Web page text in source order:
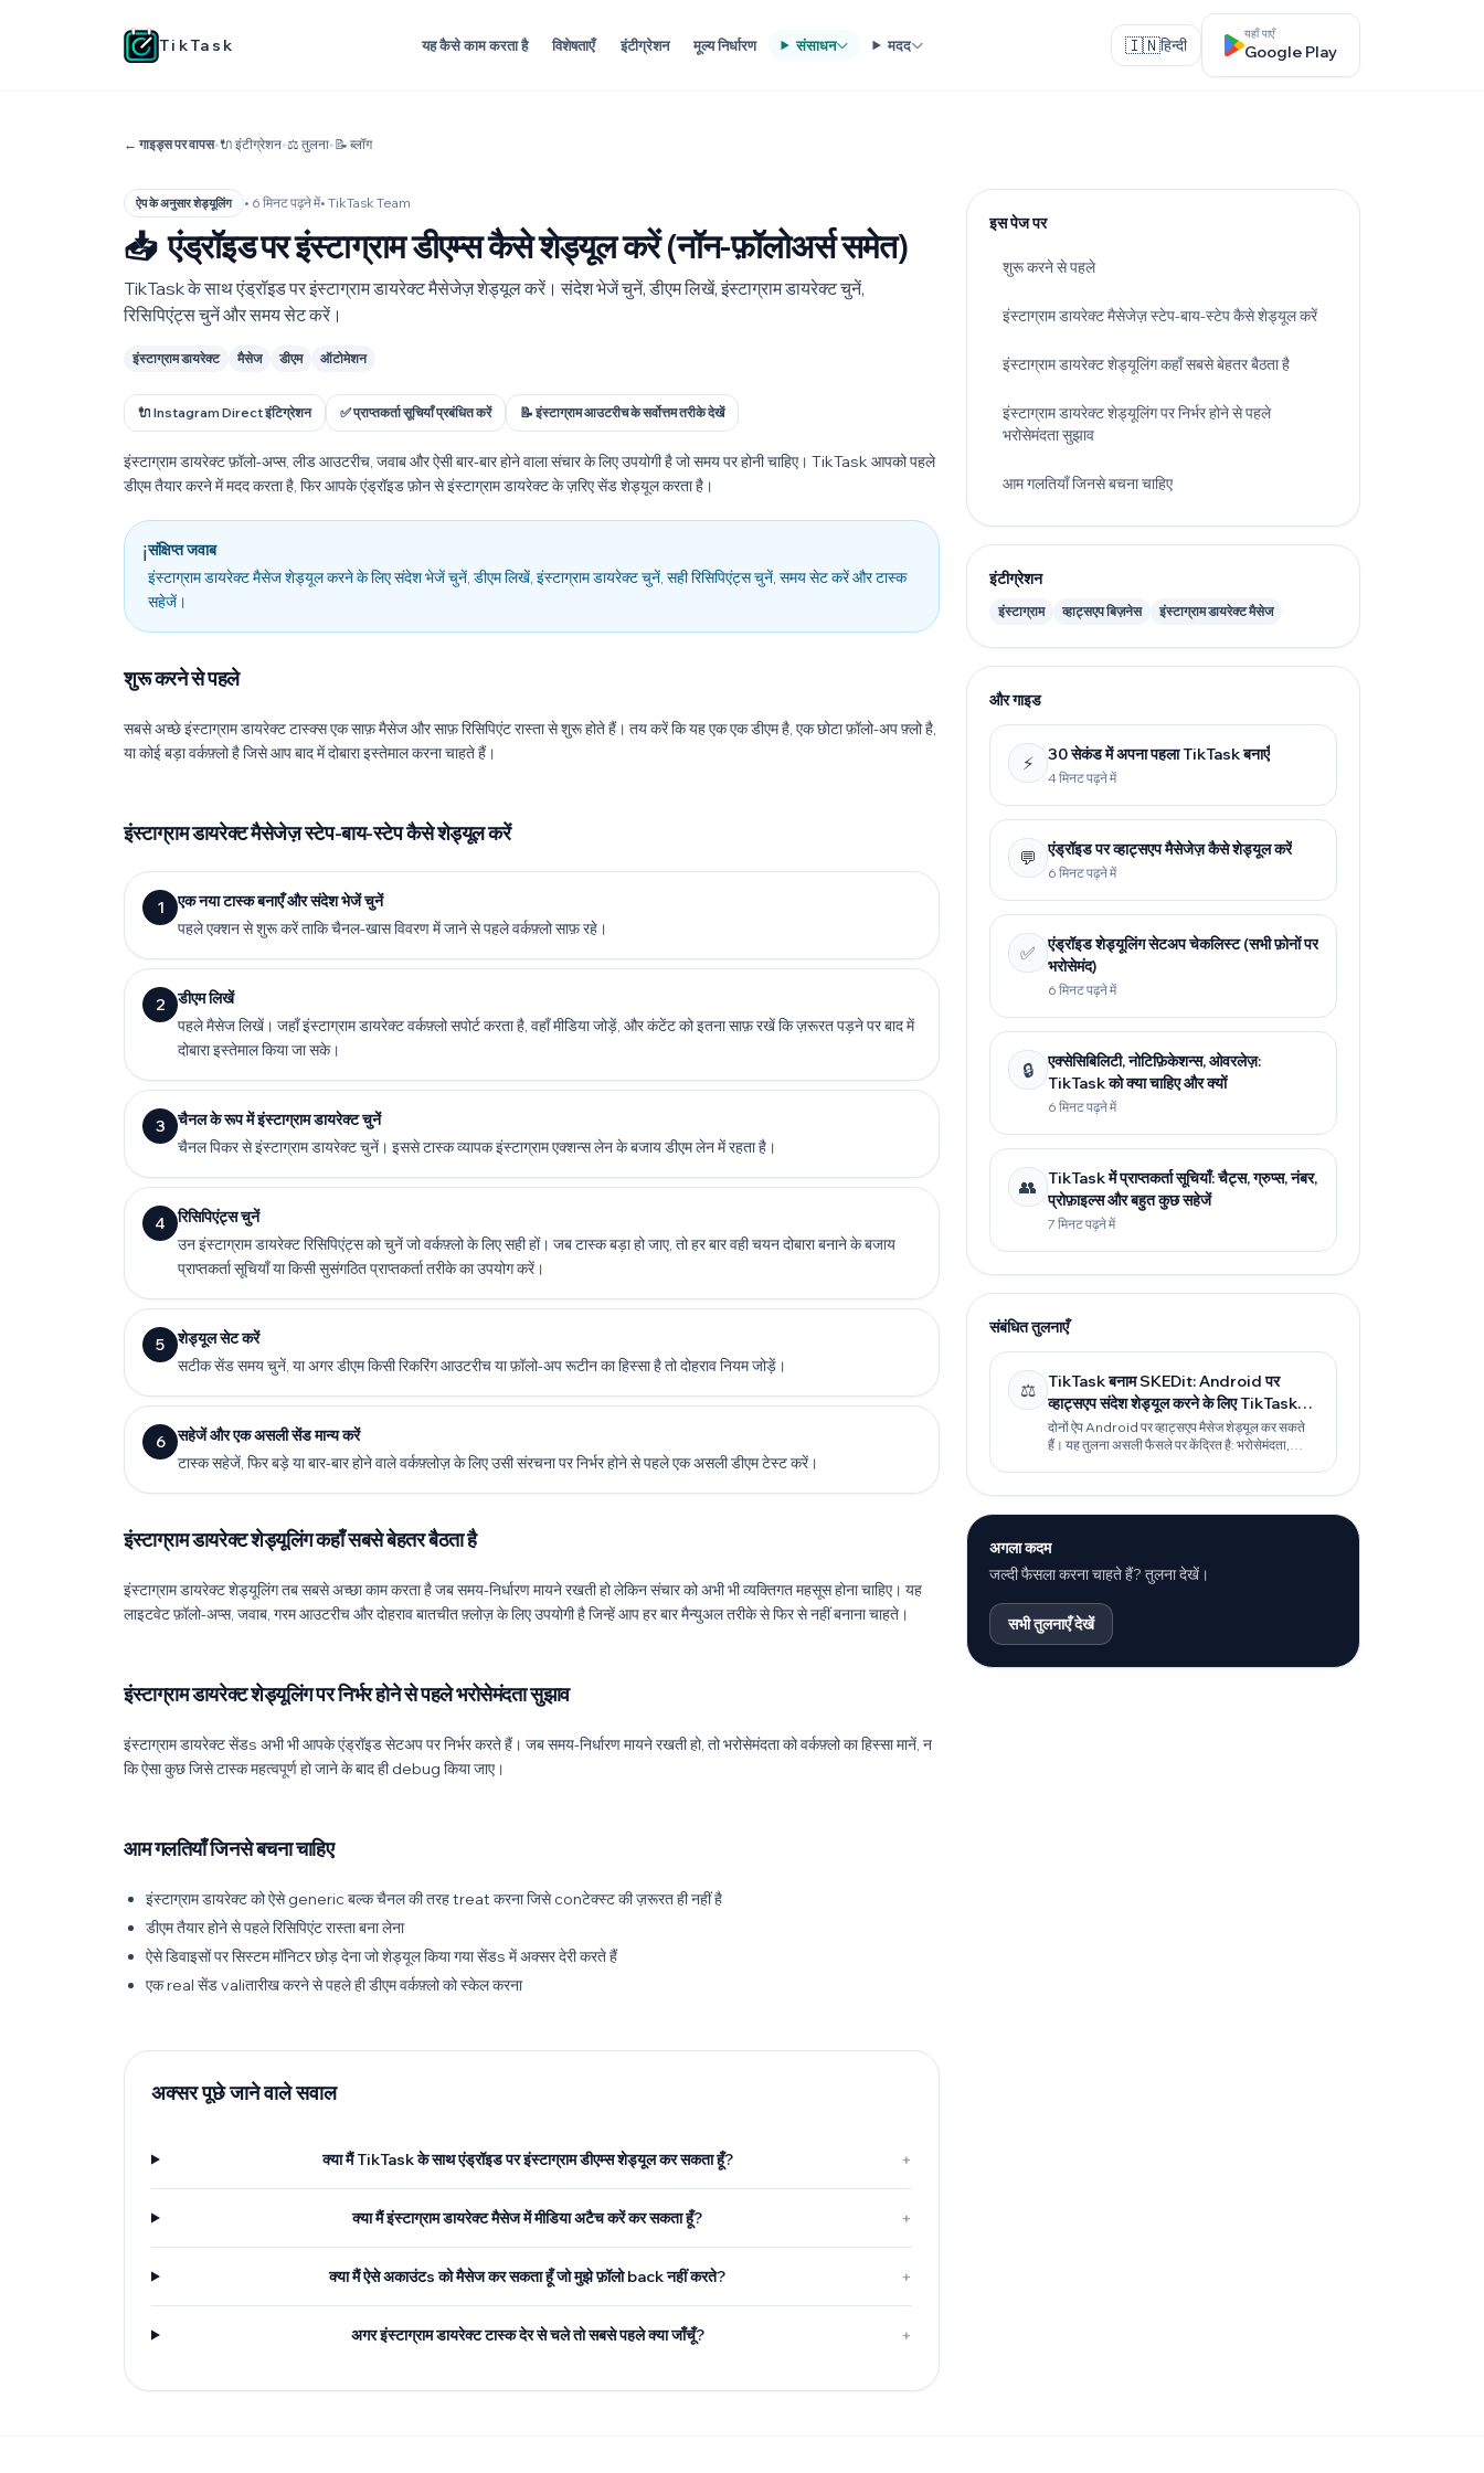
TikTask यह कैसे काम करता है विशेषताएँ इंटीग्रेशन मूल्य निर्धारण संसाधन मदद 🇮🇳हिन्दी
यहाँ पाएँ
Google Play
← गाइड्स पर वापस•🔌 इंटीग्रेशन•⚖️ तुलना•📝 ब्लॉग
ऐप के अनुसार शेड्यूलिंग • 6 मिनट पढ़ने में• TikTask Team
📥 एंड्रॉइड पर इंस्टाग्राम डीएम्स कैसे शेड्यूल करें (नॉन-फ़ॉलोअर्स समेत)
TikTask के साथ एंड्रॉइड पर इंस्टाग्राम डायरेक्ट मैसेजेज़ शेड्यूल करें। संदेश भेजें चुनें, डीएम लिखें, इंस्टाग्राम डायरेक्ट चुनें,
रिसिपिएंट्स चुनें और समय सेट करें।
इंस्टाग्राम डायरेक्ट मैसेज डीएम ऑटोमेशन
🔌 Instagram Direct इंटिग्रेशन ✅ प्राप्तकर्ता सूचियाँ प्रबंधित करें 📝 इंस्टाग्राम आउटरीच के सर्वोत्तम तरीके देखें
इंस्टाग्राम डायरेक्ट फ़ॉलो-अप्स, लीड आउटरीच, जवाब और ऐसी बार-बार होने वाला संचार के लिए उपयोगी है जो समय पर होनी चाहिए। TikTask आपको पहले
डीएम तैयार करने में मदद करता है, फिर आपके एंड्रॉइड फ़ोन से इंस्टाग्राम डायरेक्ट के ज़रिए सेंड शेड्यूल करता है।
ℹ️संक्षिप्त जवाब
इंस्टाग्राम डायरेक्ट मैसेज शेड्यूल करने के लिए संदेश भेजें चुनें, डीएम लिखें, इंस्टाग्राम डायरेक्ट चुनें, सही रिसिपिएंट्स चुनें, समय सेट करें और टास्क
सहेजें।
शुरू करने से पहले
सबसे अच्छे इंस्टाग्राम डायरेक्ट टास्क्स एक साफ़ मैसेज और साफ़ रिसिपिएंट रास्ता से शुरू होते हैं। तय करें कि यह एक एक डीएम है, एक छोटा फ़ॉलो-अप फ़्लो है,
या कोई बड़ा वर्कफ़्लो है जिसे आप बाद में दोबारा इस्तेमाल करना चाहते हैं।
इंस्टाग्राम डायरेक्ट मैसेजेज़ स्टेप-बाय-स्टेप कैसे शेड्यूल करें
1
एक नया टास्क बनाएँ और संदेश भेजें चुनें
पहले एक्शन से शुरू करें ताकि चैनल-खास विवरण में जाने से पहले वर्कफ़्लो साफ़ रहे।
2
डीएम लिखें
पहले मैसेज लिखें। जहाँ इंस्टाग्राम डायरेक्ट वर्कफ़्लो सपोर्ट करता है, वहाँ मीडिया जोड़ें, और कंटेंट को इतना साफ़ रखें कि ज़रूरत पड़ने पर बाद में
दोबारा इस्तेमाल किया जा सके।
3
चैनल के रूप में इंस्टाग्राम डायरेक्ट चुनें
चैनल पिकर से इंस्टाग्राम डायरेक्ट चुनें। इससे टास्क व्यापक इंस्टाग्राम एक्शन्स लेन के बजाय डीएम लेन में रहता है।
4
रिसिपिएंट्स चुनें
उन इंस्टाग्राम डायरेक्ट रिसिपिएंट्स को चुनें जो वर्कफ़्लो के लिए सही हों। जब टास्क बड़ा हो जाए, तो हर बार वही चयन दोबारा बनाने के बजाय
प्राप्तकर्ता सूचियाँ या किसी सुसंगठित प्राप्तकर्ता तरीके का उपयोग करें।
5
शेड्यूल सेट करें
सटीक सेंड समय चुनें, या अगर डीएम किसी रिकरिंग आउटरीच या फ़ॉलो-अप रूटीन का हिस्सा है तो दोहराव नियम जोड़ें।
6
सहेजें और एक असली सेंड मान्य करें
टास्क सहेजें, फिर बड़े या बार-बार होने वाले वर्कफ़्लोज़ के लिए उसी संरचना पर निर्भर होने से पहले एक असली डीएम टेस्ट करें।
इंस्टाग्राम डायरेक्ट शेड्यूलिंग कहाँ सबसे बेहतर बैठता है
इंस्टाग्राम डायरेक्ट शेड्यूलिंग तब सबसे अच्छा काम करता है जब समय-निर्धारण मायने रखती हो लेकिन संचार को अभी भी व्यक्तिगत महसूस होना चाहिए। यह
लाइटवेट फ़ॉलो-अप्स, जवाब, गरम आउटरीच और दोहराव बातचीत फ़्लोज़ के लिए उपयोगी है जिन्हें आप हर बार मैन्युअल तरीके से फिर से नहीं बनाना चाहते।
इंस्टाग्राम डायरेक्ट शेड्यूलिंग पर निर्भर होने से पहले भरोसेमंदता सुझाव
इंस्टाग्राम डायरेक्ट सेंडs अभी भी आपके एंड्रॉइड सेटअप पर निर्भर करते हैं। जब समय-निर्धारण मायने रखती हो, तो भरोसेमंदता को वर्कफ़्लो का हिस्सा मानें, न
कि ऐसा कुछ जिसे टास्क महत्वपूर्ण हो जाने के बाद ही debug किया जाए।
आम गलतियाँ जिनसे बचना चाहिए
इंस्टाग्राम डायरेक्ट को ऐसे generic बल्क चैनल की तरह treat करना जिसे conटेक्स्ट की ज़रूरत ही नहीं है
डीएम तैयार होने से पहले रिसिपिएंट रास्ता बना लेना
ऐसे डिवाइसों पर सिस्टम मॉनिटर छोड़ देना जो शेड्यूल किया गया सेंडs में अक्सर देरी करते हैं
एक real सेंड valiतारीख करने से पहले ही डीएम वर्कफ़्लो को स्केल करना
अक्सर पूछे जाने वाले सवाल
क्या मैं TikTask के साथ एंड्रॉइड पर इंस्टाग्राम डीएम्स शेड्यूल कर सकता हूँ? +
क्या मैं इंस्टाग्राम डायरेक्ट मैसेज में मीडिया अटैच करें कर सकता हूँ? +
क्या मैं ऐसे अकाउंटs को मैसेज कर सकता हूँ जो मुझे फ़ॉलो back नहीं करते? +
अगर इंस्टाग्राम डायरेक्ट टास्क देर से चले तो सबसे पहले क्या जाँचूँ? +
इस पेज पर
शुरू करने से पहले
इंस्टाग्राम डायरेक्ट मैसेजेज़ स्टेप-बाय-स्टेप कैसे शेड्यूल करें
इंस्टाग्राम डायरेक्ट शेड्यूलिंग कहाँ सबसे बेहतर बैठता है
इंस्टाग्राम डायरेक्ट शेड्यूलिंग पर निर्भर होने से पहले
भरोसेमंदता सुझाव
आम गलतियाँ जिनसे बचना चाहिए
इंटीग्रेशन
इंस्टाग्राम व्हाट्सएप बिज़नेस इंस्टाग्राम डायरेक्ट मैसेज
और गाइड
⚡ 30 सेकंड में अपना पहला TikTask बनाएँ
4 मिनट पढ़ने में
💬 एंड्रॉइड पर व्हाट्सएप मैसेजेज़ कैसे शेड्यूल करें
6 मिनट पढ़ने में
✅
एंड्रॉइड शेड्यूलिंग सेटअप चेकलिस्ट (सभी फ़ोनों पर
भरोसेमंद)
6 मिनट पढ़ने में
🔒
एक्सेसिबिलिटी, नोटिफ़िकेशन्स, ओवरलेज़:
TikTask को क्या चाहिए और क्यों
6 मिनट पढ़ने में
👥
TikTask में प्राप्तकर्ता सूचियाँ: चैट्स, ग्रुप्स, नंबर,
प्रोफ़ाइल्स और बहुत कुछ सहेजें
7 मिनट पढ़ने में
संबंधित तुलनाएँ
⚖️
TikTask बनाम SKEDit: Android पर
व्हाट्सएप संदेश शेड्यूल करने के लिए TikTask
क्यों बेहतर विकल्प है
दोनों ऐप Android पर व्हाट्सएप मैसेज शेड्यूल कर सकते
हैं। यह तुलना असली फैसले पर केंद्रित है: भरोसेमंदता,
अगला कदम
जल्दी फैसला करना चाहते हैं? तुलना देखें।
सभी तुलनाएँ देखें